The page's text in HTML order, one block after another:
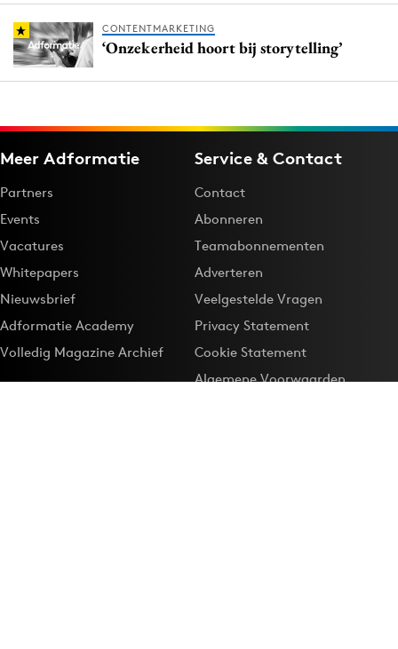
CONTENTMARKETING
‘Onzekerheid hoort bij storytelling’
Meer Adformatie
Partners
Events
Vacatures
Whitepapers
Nieuwsbrief
Adformatie Academy
Volledig Magazine Archief
Service & Contact
Contact
Abonneren
Teamabonnementen
Adverteren
Veelgestelde Vragen
Privacy Statement
Cookie Statement
Algemene Voorwaarden